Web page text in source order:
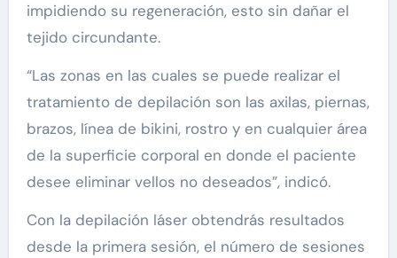
impidiendo su regeneración, esto sin dañar el
tejido circundante.
“Las zonas en las cuales se puede realizar el
tratamiento de depilación son las axilas, piernas,
brazos, línea de bikini, rostro y en cualquier área
de la superficie corporal en donde el paciente
desee eliminar vellos no deseados”, indicó.
Con la depilación láser obtendrás resultados
desde la primera sesión, el número de sesiones